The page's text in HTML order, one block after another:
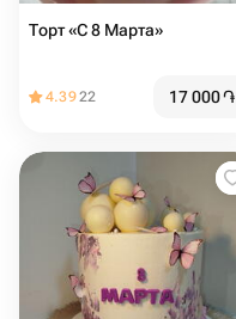
Торт «С 8 Марта» ️
4.3922 17 000֏